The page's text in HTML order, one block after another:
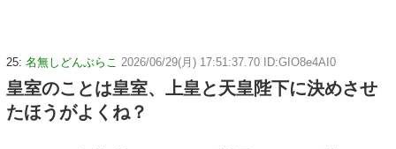
25: 名無しどんぶらこ 2026/06/29(月) 17:51:37.70 ID:GIO8e4AI0
皇室のことは皇室、上皇と天皇陛下に決めさせ
たほうがよくね？